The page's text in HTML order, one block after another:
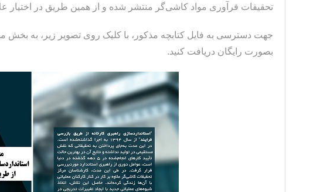
تحقیقات فرآوری مواد کاشی‌گر منتشر شده و از همین طریق در اختیار
جهت دسترسی به فایل کتابچه مذکور، با کلیک روی تصویر زیر، به بخش
بصورت رایگان دریافت کنید.